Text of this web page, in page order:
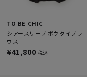
TO BE CHIC
シアースリーブ ボウタイブラ
ウス
¥41,800 税込